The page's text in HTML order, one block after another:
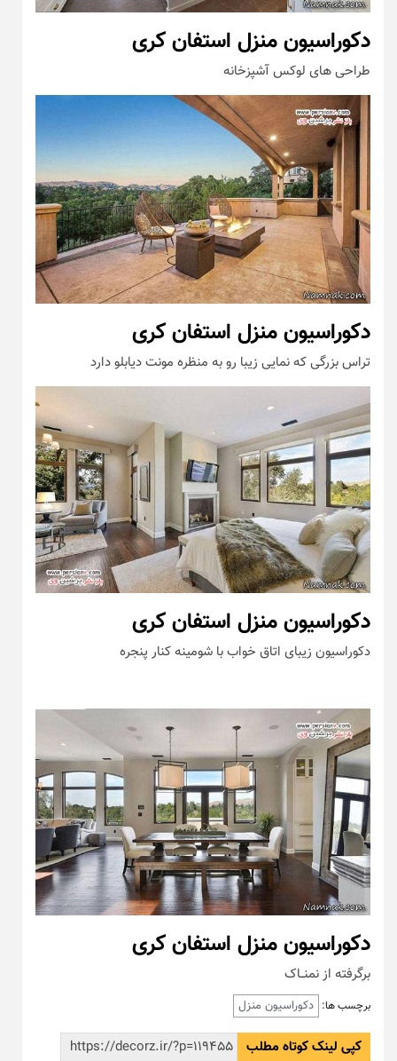
دکوراسیون منزل استفان کری
طراحی های لوکس آشپزخانه
دکوراسیون منزل استفان کری
تراس بزرگی که نمایی زیبا رو به منظره مونت دیابلو دارد
دکوراسیون منزل استفان کری
دکوراسیون زیبای اتاق خواب با شومینه کنار پنجره
دکوراسیون منزل استفان کری
برگرفته از نمنــاک
برچسب ها: دکوراسیون منزل
کپی لینک کوتاه مطلب